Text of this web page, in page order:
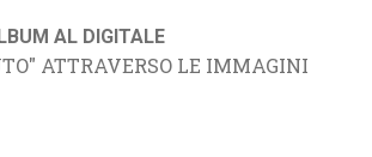
AL DIGITALE
ATTRAVERSO LE IMMAGINI